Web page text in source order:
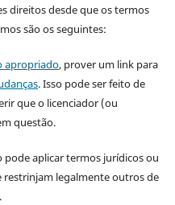
direitos desde que os termos
são os seguintes:
apropriado, prover um link para
. Isso pode ser feito de
que o licenciador (ou
questão.
pode aplicar termos jurídicos ou
legalmente outros de